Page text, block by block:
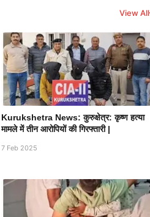
View All
Kurukshetra News: कुरुक्षेत्र: कृष्ण हत्या
मामले में तीन आरोपियों की गिरफ्तारी |
7 Feb 2025